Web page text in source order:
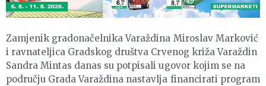
Zamjenik gradonačelnika Varaždina Miroslav Marković
i ravnateljica Gradskog društva Crvenog križa Varaždin
Sandra Mintas danas su potpisali ugovor kojim se na
području Grada Varaždina nastavlja financirati program